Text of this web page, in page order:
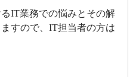
IT業務での悩みとその解
すので、IT担当者の方は